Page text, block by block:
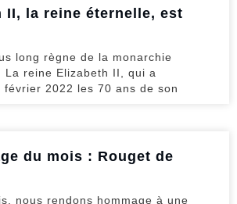
II, la reine éternelle, est
long règne de la monarchie
La reine Elizabeth II, qui a
février 2022 les 70 ans de son
du mois : Rouget de
nous rendons hommage à une